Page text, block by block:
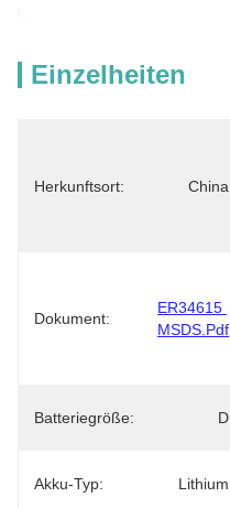
Einzelheiten
Herkunftsort: China
Dokument:
ER34615
MSDS.pdf
Batteriegröße: D
Akku-Typ: Lithium